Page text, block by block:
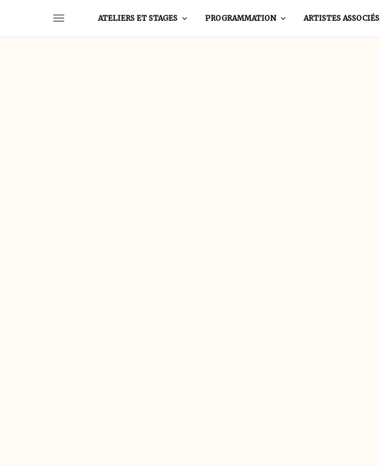
ATELIERS ET STAGES PROGRAMMATION ARTISTES ASSOCIÉS